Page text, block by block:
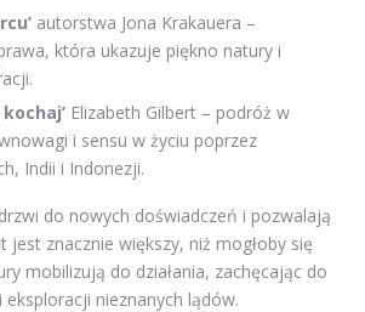
autorstwa Jona Krakauera –
która ukazuje piękno natury i
Elizabeth Gilbert – podróż w
i sensu w życiu poprzez
Indii i Indonezji.
do nowych doświadczeń i pozwalają
jest znacznie większy, niż mogłoby się
mobilizują do działania, zachęcając do
nieznanych lądów.